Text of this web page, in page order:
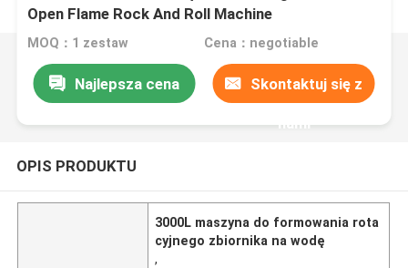
Open Flame Rock And Roll Machine
MOQ：1 zestaw Cena：negotiable
Najlepsza cena Skontaktuj się z
nami
OPIS PRODUKTU
3000L maszyna do formowania rota
cyjnego zbiornika na wodę
,